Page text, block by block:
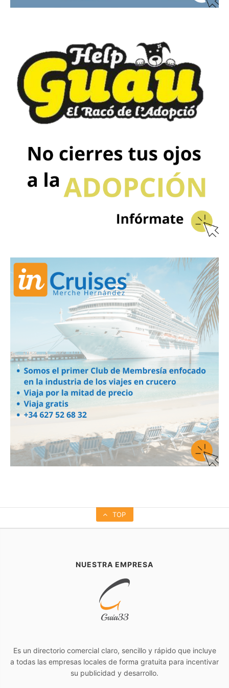
TOP
NUESTRA EMPRESA
Es un directorio comercial claro, sencillo y rápido que incluye
a todas las empresas locales de forma gratuita para incentivar
su publicidad y desarrollo.